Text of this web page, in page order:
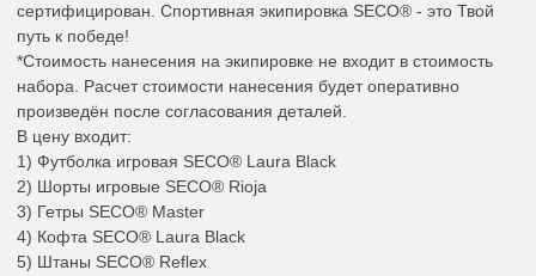
сертифицирован. Спортивная экипировка SECO® - это Твой
путь к победе!
*Стоимость нанесения на экипировке не входит в стоимость
набора. Расчет стоимости нанесения будет оперативно
произведён после согласования деталей.
В цену входит:
1) Футболка игровая SECO® Laura Black
2) Шорты игровые SECO® Rioja
3) Гетры SECO® Master
4) Кофта SECO® Laura Black
5) Штаны SECO® Reflex